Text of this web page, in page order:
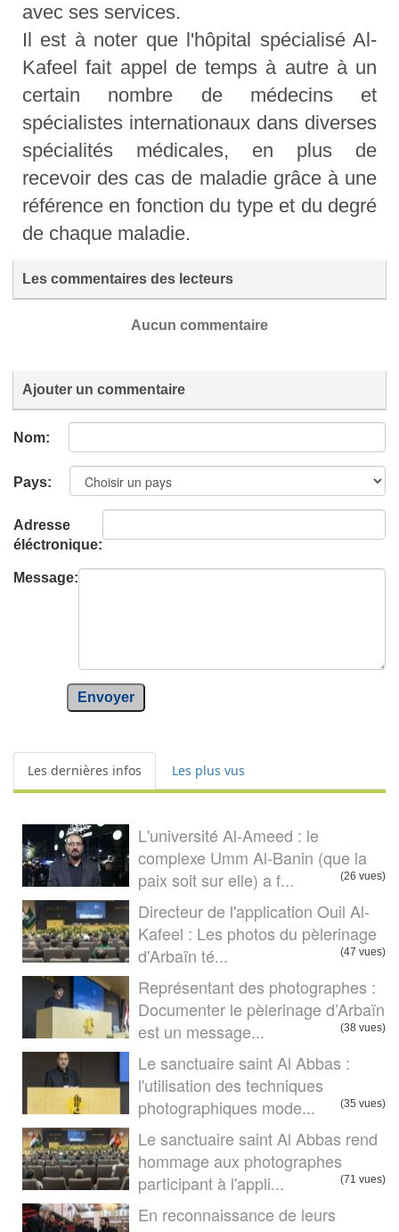
avec ses services.
Il est à noter que l'hôpital spécialisé Al-
Kafeel fait appel de temps à autre à un
certain nombre de médecins et
spécialistes internationaux dans diverses
spécialités médicales, en plus de
recevoir des cas de maladie grâce à une
référence en fonction du type et du degré
de chaque maladie.
Les commentaires des lecteurs
Aucun commentaire
Ajouter un commentaire
Nom:
Pays:
Adresse
éléctronique:
Message:
Envoyer
Les dernières infos Les plus vus
L'université Al-Ameed : le
complexe Umm Al-Banin (que la
paix soit sur elle) a f...
(26 vues)
Directeur de l'application Ouil Al-
Kafeel : Les photos du pèlerinage
d'Arbaïn té...
(47 vues)
Représentant des photographes :
Documenter le pèlerinage d’Arbaïn
est un message...
(38 vues)
Le sanctuaire saint Al Abbas :
l'utilisation des techniques
photographiques mode...
(35 vues)
Le sanctuaire saint Al Abbas rend
hommage aux photographes
participant à l'appli...
(71 vues)
En reconnaissance de leurs